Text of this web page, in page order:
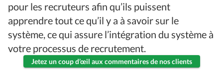
pour les recruteurs afin qu’ils puissent
apprendre tout ce qu’il y a à savoir sur le
système, ce qui assure l’intégration du système à
votre processus de recrutement.
Jetez un coup d’œil aux commentaires de nos clients